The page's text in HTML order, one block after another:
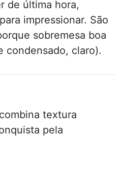
de última hora,
impressionar. São
sobremesa boa
condensado, claro).
textura
pela